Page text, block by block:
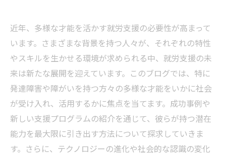
近年、多様な才能を活かす就労支援の必要性が高まって
います。さまざまな背景を持つ人々が、それぞれの特性
やスキルを生かせる環境が求められる中、就労支援の未
来は新たな展開を迎えています。このブログでは、特に
発達障害や障がいを持つ方々の多様な才能をいかに社会
が受け入れ、活用するかに焦点を当てます。成功事例や
新しい支援プログラムの紹介を通じて、彼らが持つ潜在
能力を最大限に引き出す方法について探求していきま
す。さらに、テクノロジーの進化や社会的な認識の変化